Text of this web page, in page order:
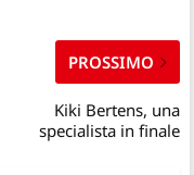
PROSSIMO
Kiki Bertens, una
specialista in finale